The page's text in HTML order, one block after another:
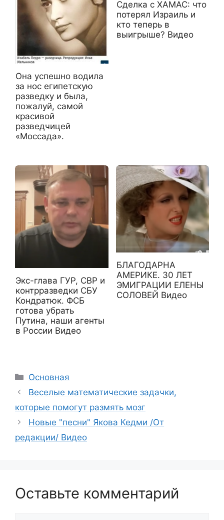
Она успешно водила
за нос египетскую
разведку и была,
пожалуй, самой
красивой
разведчицей
«Моссада».
Сделка с ХАМАС: что
потерял Израиль и
кто теперь в
выигрыше? Видео
Экс-глава ГУР, СВР и
контрразведки СБУ
Кондратюк. ФСБ
готова убрать
Путина, наши агенты
в России Видео
БЛАГОДАРНА
АМЕРИКЕ. 30 ЛЕТ
ЭМИГРАЦИИ ЕЛЕНЫ
СОЛОВЕЙ Видео
Рубрики
Основная
Веселые математические задачки,
которые помогут размять мозг
Новые "песни" Якова Кедми /От
редакции/ Видео
Оставьте комментарий